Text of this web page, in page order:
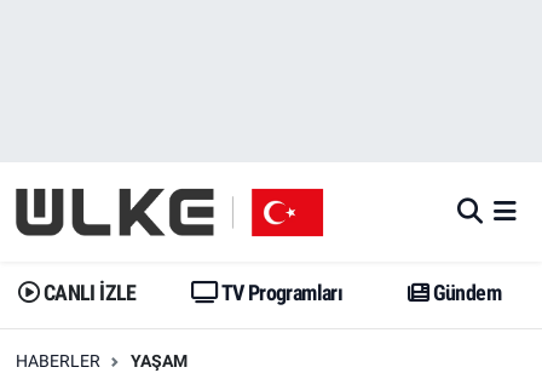
CANLI İZLE TV Programları Gündem
HABERLER YAŞAM
Gündem
Dünya
Gündem
Trend
İstanbul Namaz Vakitleri
Trafik Durumu